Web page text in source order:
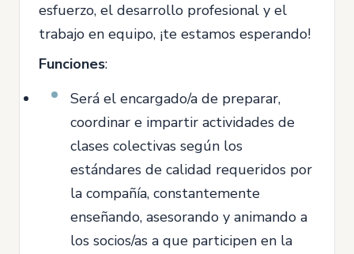
esfuerzo, el desarrollo profesional y el
trabajo en equipo, ¡te estamos esperando!
Funciones:
Será el encargado/a de preparar,
coordinar e impartir actividades de
clases colectivas según los
estándares de calidad requeridos por
la compañía, constantemente
enseñando, asesorando y animando a
los socios/as a que participen en la